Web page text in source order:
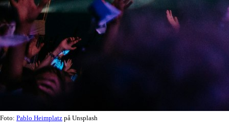
Foto: Pablo Heimplatz på Unsplash